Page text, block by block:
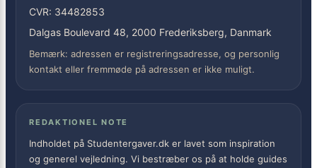
CVR: 34482853
Dalgas Boulevard 48, 2000 Frederiksberg, Danmark
Bemærk: adressen er registreringsadresse, og personlig
kontakt eller fremmøde på adressen er ikke muligt.
REDAKTIONEL NOTE
Indholdet på Studentergaver.dk er lavet som inspiration
og generel vejledning. Vi bestræber os på at holde guides